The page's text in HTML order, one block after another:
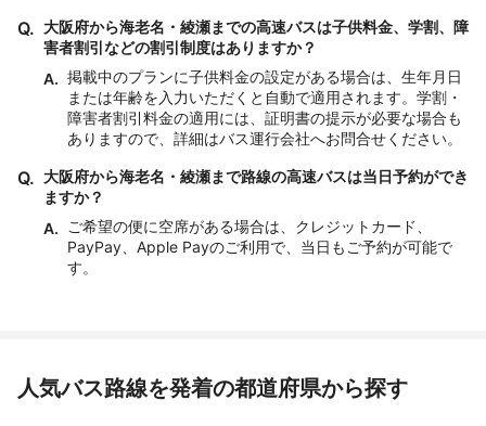
Q. 大阪府から海老名・綾瀬までの高速バスは子供料金、学割、障
害者割引などの割引制度はありますか？
A. 掲載中のプランに子供料金の設定がある場合は、生年月日
または年齢を入力いただくと自動で適用されます。学割・
障害者割引料金の適用には、証明書の提示が必要な場合も
ありますので、詳細はバス運行会社へお問合せください。
Q. 大阪府から海老名・綾瀬まで路線の高速バスは当日予約ができ
ますか？
A. ご希望の便に空席がある場合は、クレジットカード、
PayPay、Apple Payのご利用で、当日もご予約が可能で
す。
人気バス路線を発着の都道府県から探す